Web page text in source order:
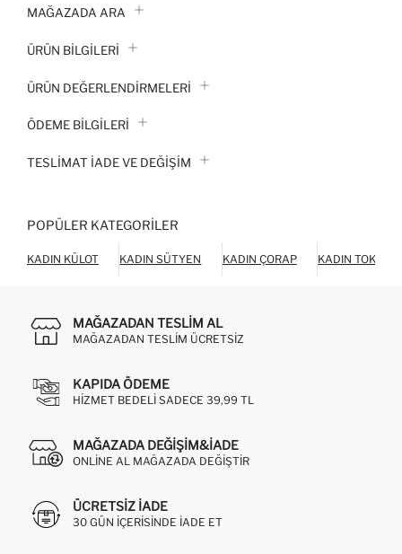
MAĞAZADA ARA
ÜRÜN BILGILERI
ÜRÜN DEĞERLENDİRMELERİ
ÖDEME BİLGİLERİ
TESLIMAT İADE VE DEĞIŞIM
POPÜLER KATEGORILER
KADIN KÜLOT KADIN SÜTYEN KADIN ÇORAP KADIN TOKA
MAĞAZADAN TESLIM AL
MAĞAZADAN TESLIM ÜCRETSIZ
KAPIDA ÖDEME
HIZMET BEDELI SADECE 39,99 TL
MAĞAZADA DEĞIŞIM&İADE
ONLINE AL MAĞAZADA DEĞIŞTIR
ÜCRETSIZ IADE
30 GÜN IÇERISINDE IADE ET